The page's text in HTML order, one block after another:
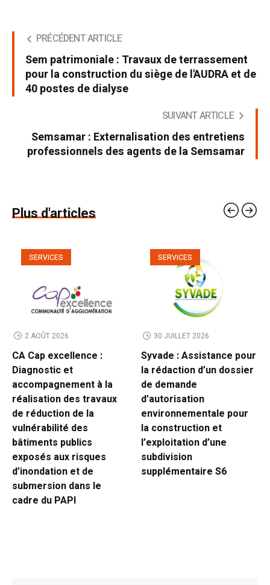
PRÉCÉDENT ARTICLE
Sem patrimoniale : Travaux de terrassement
pour la construction du siège de l'AUDRA et de
40 postes de dialyse
SUIVANT ARTICLE
Semsamar : Externalisation des entretiens
professionnels des agents de la Semsamar
Plus d'articles
SERVICES
2 AOÛT 2026
CA Cap excellence :
Diagnostic et
accompagnement à la
réalisation des travaux
de réduction de la
vulnérabilité des
bâtiments publics
exposés aux risques
d’inondation et de
submersion dans le
cadre du PAPI
SERVICES
30 JUILLET 2026
Syvade : Assistance pour
la rédaction d’un dossier
de demande
d’autorisation
environnementale pour
la construction et
l’exploitation d’une
subdivision
supplémentaire S6